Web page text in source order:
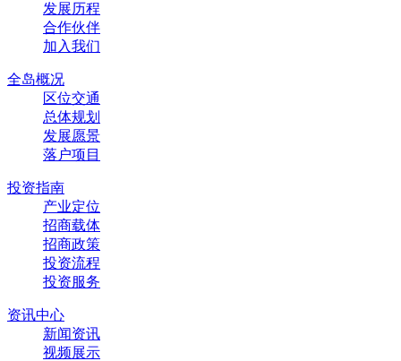
发展历程
合作伙伴
加入我们
全岛概况
区位交通
总体规划
发展愿景
落户项目
投资指南
产业定位
招商载体
招商政策
投资流程
投资服务
资讯中心
新闻资讯
视频展示